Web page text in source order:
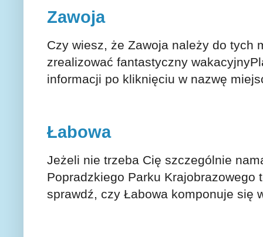
Zawoja
Czy wiesz, że Zawoja należy do tych
zrealizować fantastyczny
informacji po kliknięciu w nazwę
Łabowa
Jeżeli nie trzeba Cię szczególnie
Popradzkiego Parku
sprawdź, czy Łabowa komponuje się